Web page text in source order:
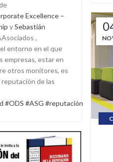
Excellence –
ySebastián
,
entorno en el que
empresas, estar en
otros monitores, es
de las
#ODS #ASG #reputación